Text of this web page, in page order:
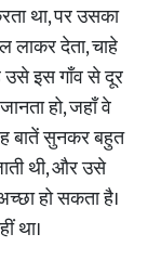
था, पर उसका
लाकर देता, चाहे
उसे इस गाँव से दूर
हो, जहाँ वे
बातें सुनकर बहुत
थी, और उसे
हो सकता है।
था।